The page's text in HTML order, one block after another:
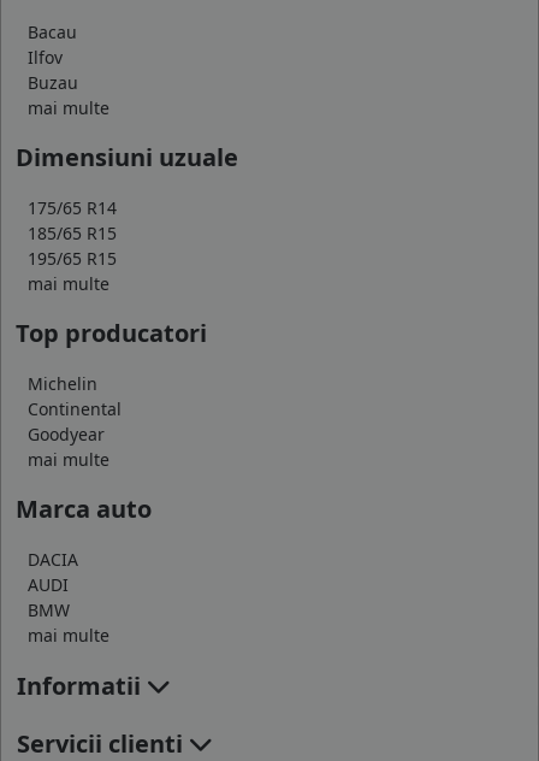
Bacau
Ilfov
Buzau
mai multe
Dimensiuni uzuale
175/65 R14
185/65 R15
195/65 R15
mai multe
Top producatori
Michelin
Continental
Goodyear
mai multe
Marca auto
DACIA
AUDI
BMW
mai multe
Informatii
Servicii clienti